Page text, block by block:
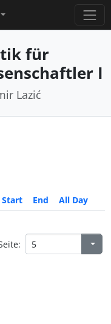
für
I
Lazić
Start End All Day